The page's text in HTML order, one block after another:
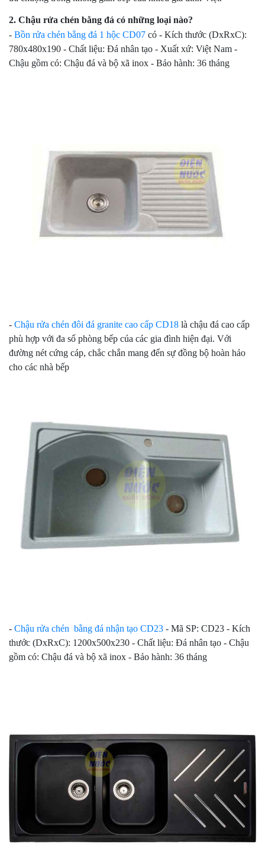
2. Chậu rửa chén bằng đá có những loại nào?
- Bồn rửa chén bằng đá 1 hộc CD07 có - Kích thước (DxRxC):
780x480x190 - Chất liệu: Đá nhân tạo - Xuất xứ: Việt Nam -
Chậu gồm có: Chậu đá và bộ xã inox - Bảo hành: 36 tháng
- Chậu rửa chén đôi đá granite cao cấp CD18 là chậu đá cao cấp
phù hợp với đa số phòng bếp cúa các gia đình hiện đại. Với
đường nét cứng cáp, chắc chắn mang đến sự đồng bộ hoàn hảo
cho các nhà bếp
- Chậu rửa chén bằng đá nhận tạo CD23 - Mã SP: CD23 - Kích
thước (DxRxC): 1200x500x230 - Chất liệu: Đá nhân tạo - Chậu
gồm có: Chậu đá và bộ xã inox - Bảo hành: 36 tháng